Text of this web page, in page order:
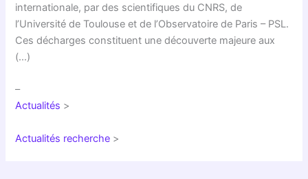
internationale, par des scientifiques du CNRS, de
l’Université de Toulouse et de l’Observatoire de Paris – PSL.
Ces décharges constituent une découverte majeure aux
(…)
–
Actualités >
Actualités recherche >